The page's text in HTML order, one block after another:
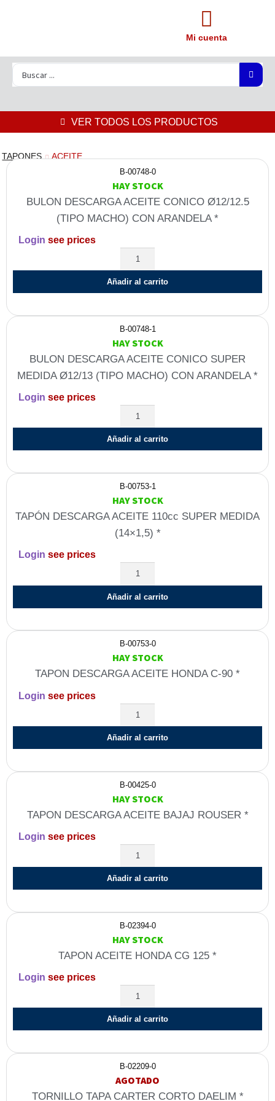
Mi cuenta
VER TODOS LOS PRODUCTOS
TAPONES ACEITE
B-00748-0
HAY STOCK
BULON DESCARGA ACEITE CONICO Ø12/12.5
(TIPO MACHO) CON ARANDELA *
Login see prices
Añadir al carrito
B-00748-1
HAY STOCK
BULON DESCARGA ACEITE CONICO SUPER
MEDIDA Ø12/13 (TIPO MACHO) CON ARANDELA *
Login see prices
Añadir al carrito
B-00753-1
HAY STOCK
TAPÓN DESCARGA ACEITE 110cc SUPER MEDIDA
(14×1,5) *
Login see prices
Añadir al carrito
B-00753-0
HAY STOCK
TAPON DESCARGA ACEITE HONDA C-90 *
Login see prices
Añadir al carrito
B-00425-0
HAY STOCK
TAPON DESCARGA ACEITE BAJAJ ROUSER *
Login see prices
Añadir al carrito
B-02394-0
HAY STOCK
TAPON ACEITE HONDA CG 125 *
Login see prices
Añadir al carrito
B-02209-0
AGOTADO
TORNILLO TAPA CARTER CORTO DAELIM *